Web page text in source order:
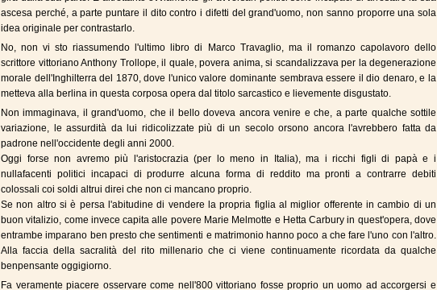
ascesa perché, a parte puntare il dito contro i difetti del grand'uomo, non sanno proporre una sola
idea originale per contrastarlo.
No, non vi sto riassumendo l'ultimo libro di Marco Travaglio, ma il romanzo capolavoro dello
scrittore vittoriano Anthony Trollope, il quale, povera anima, si scandalizzava per la degenerazione
morale dell'Inghilterra del 1870, dove l'unico valore dominante sembrava essere il dio denaro, e la
metteva alla berlina in questa corposa opera dal titolo sarcastico e lievemente disgustato.
Non immaginava, il grand'uomo, che il bello doveva ancora venire e che, a parte qualche sottile
variazione, le assurdità da lui ridicolizzate più di un secolo orsono ancora l'avrebbero fatta da
padrone nell'occidente degli anni 2000.
Oggi forse non avremo più l'aristocrazia (per lo meno in Italia), ma i ricchi figli di papà e i
nullafacenti politici incapaci di produrre alcuna forma di reddito ma pronti a contrarre debiti
colossali coi soldi altrui direi che non ci mancano proprio.
Se non altro si è persa l'abitudine di vendere la propria figlia al miglior offerente in cambio di un
buon vitalizio, come invece capita alle povere Marie Melmotte e Hetta Carbury in quest'opera, dove
entrambe imparano ben presto che sentimenti e matrimonio hanno poco a che fare l'uno con l'altro.
Alla faccia della sacralità del rito millenario che ci viene continuamente ricordata da qualche
benpensante oggigiorno.
Fa veramente piacere osservare come nell'800 vittoriano fosse proprio un uomo ad accorgersi e